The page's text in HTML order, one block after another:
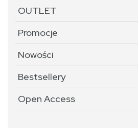
OUTLET
Promocje
Nowości
Bestsellery
Open Access